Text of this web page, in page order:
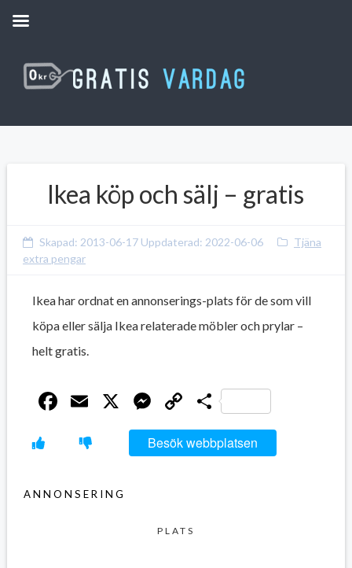
Ikea köp och sälj – gratis
Skapad: 2013-06-17 Uppdaterad: 2022-06-06
Tjäna
extra pengar
Ikea har ordnat en annonserings-plats för de som vill
köpa eller sälja Ikea relaterade möbler och prylar –
helt gratis.
Facebook
Email
X Messenger
Copy
Link
Dela
Besök webbplatsen
ANNONSERING
PLATS